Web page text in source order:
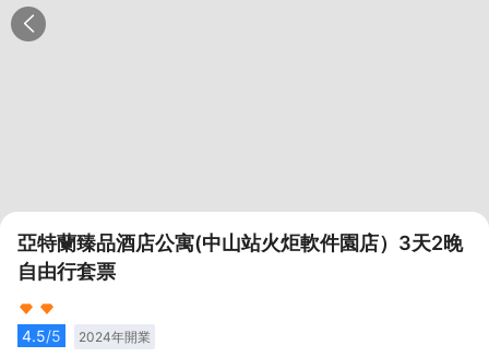
亞特蘭臻品酒店公寓(中山站火炬軟件園店）3天2晚
自由行套票
4.5/5 2024年開業